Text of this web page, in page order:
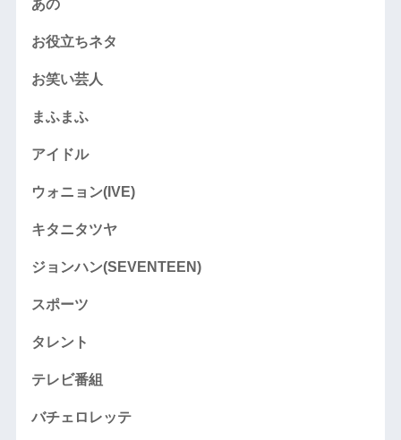
あの
お役立ちネタ
お笑い芸人
まふまふ
アイドル
ウォニョン(IVE)
キタニタツヤ
ジョンハン(SEVENTEEN)
スポーツ
タレント
テレビ番組
バチェロレッテ